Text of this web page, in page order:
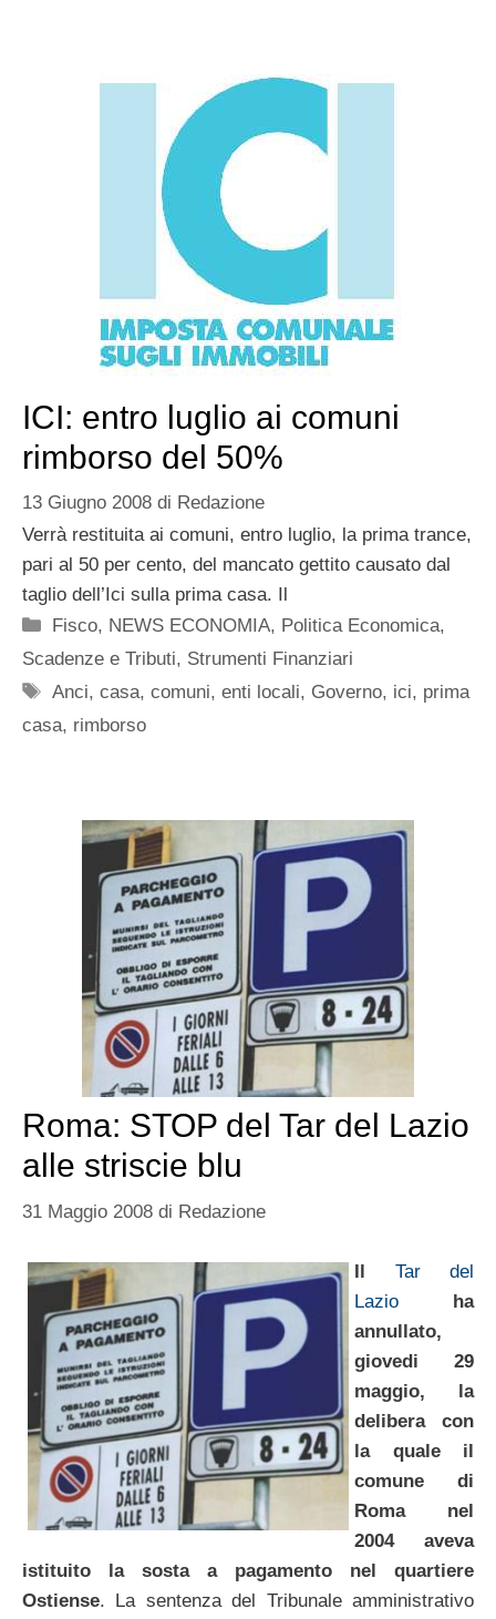
ICI: entro luglio ai comuni
rimborso del 50%
13 Giugno 2008 di Redazione
Verrà restituita ai comuni, entro luglio, la prima trance,
pari al 50 per cento, del mancato gettito causato dal
taglio dell’Ici sulla prima casa. Il
Categorie
Fisco, NEWS ECONOMIA, Politica Economica,
Scadenze e Tributi, Strumenti Finanziari
Tag
Anci,casa,comuni,enti locali, Governo, ici, prima
casa, rimborso
Roma: STOP del Tar del Lazio
alle striscie blu
31 Maggio 2008 di Redazione
Tar del
Lazio
ha
annullato,
giovedi 29
maggio, la
delibera con
la quale il
comune di
Roma nel
2004 aveva
istituito la sosta a pagamento nel quartiere
Ostiense. La sentenza del Tribunale amministrativo